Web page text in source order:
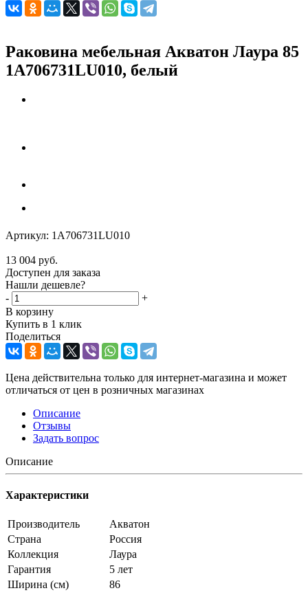
Раковина мебельная Акватон Лаура 85
1A706731LU010, белый
Артикул: 1A706731LU010
13 004 руб.
Доступен для заказа
Нашли дешевле?
-
+
В корзину
Купить в 1 клик
Поделиться
Цена действительна только для интернет-магазина и может
отличаться от цен в розничных магазинах
Описание
Отзывы
Задать вопрос
Описание
Характеристики
Производитель
Акватон
Страна
Россия
Коллекция
Лаура
Гарантия
5 лет
Ширина (см)
86